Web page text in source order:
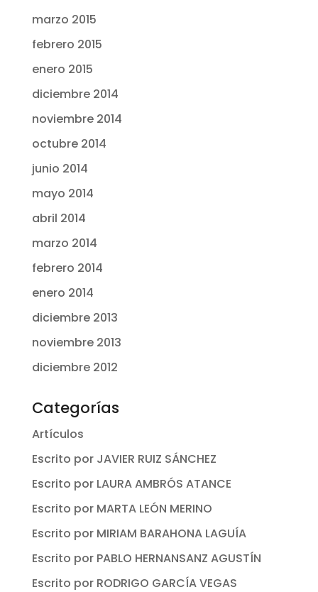
marzo 2015
febrero 2015
enero 2015
diciembre 2014
noviembre 2014
octubre 2014
junio 2014
mayo 2014
abril 2014
marzo 2014
febrero 2014
enero 2014
diciembre 2013
noviembre 2013
diciembre 2012
Categorías
Artículos
Escrito por JAVIER RUIZ SÁNCHEZ
Escrito por LAURA AMBRÓS ATANCE
Escrito por MARTA LEÓN MERINO
Escrito por MIRIAM BARAHONA LAGUÍA
Escrito por PABLO HERNANSANZ AGUSTÍN
Escrito por RODRIGO GARCÍA VEGAS